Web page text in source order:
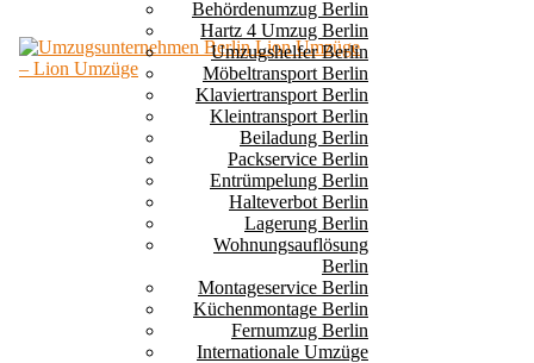
Behördenumzug Berlin
Hartz 4 Umzug Berlin
Umzugshelfer Berlin
Möbeltransport Berlin
Klaviertransport Berlin
Kleintransport Berlin
Beiladung Berlin
Packservice Berlin
Entrümpelung Berlin
Halteverbot Berlin
Lagerung Berlin
Wohnungsauflösung
Berlin
Montageservice Berlin
Küchenmontage Berlin
Fernumzug Berlin
Internationale Umzüge